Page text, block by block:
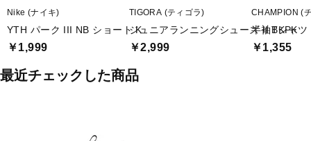
Nike (ナイキ)
YTH パーク III NB ショート K
￥1,999
TIGORA (ティゴラ)
ジュニアランニングシューズ II BKPK
￥2,999
CHAMPION (
半袖Tシャ
￥1,355
最近チェックした商品